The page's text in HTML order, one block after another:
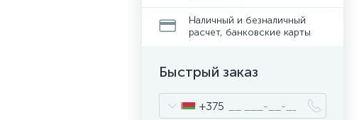
Наличный и безналичный
расчет, банковские карты
Быстрый заказ
+375